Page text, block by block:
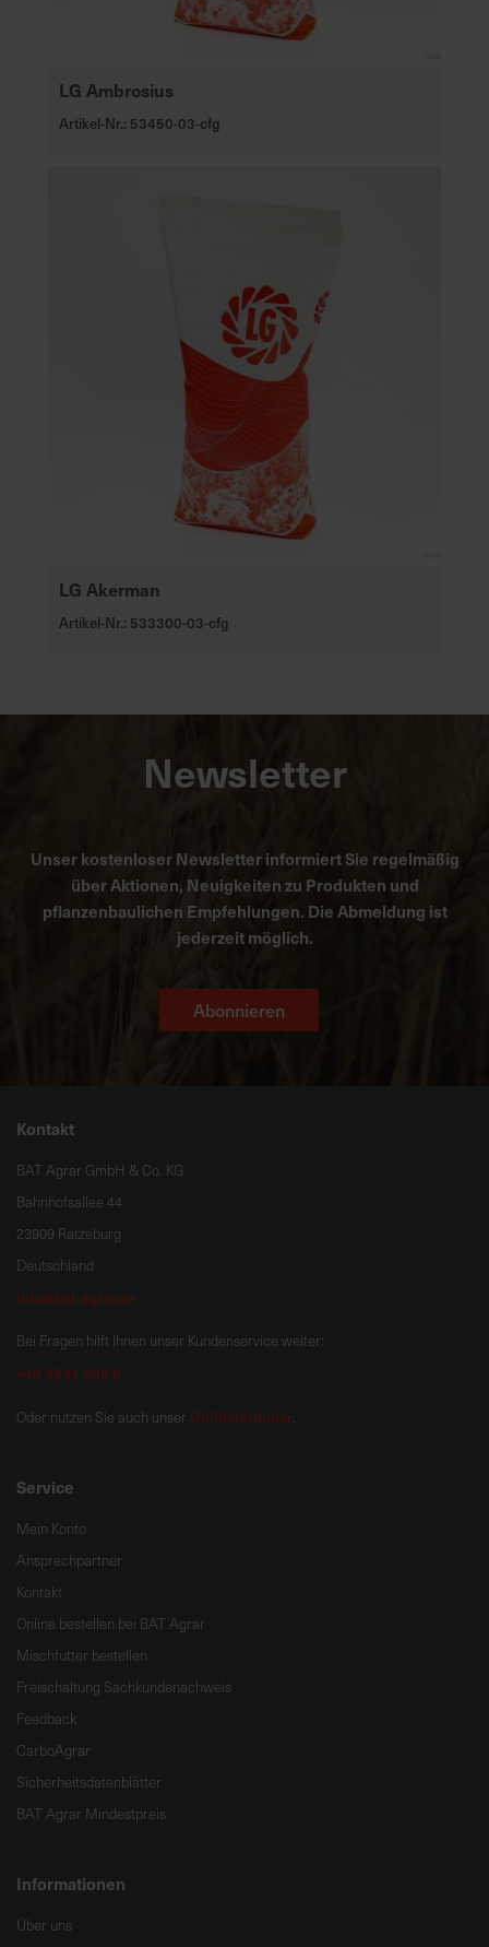
LG Ambrosius
Artikel-Nr.: 53450-03-cfg
LG Akerman
Artikel-Nr.: 533300-03-cfg
Newsletter
Unser kostenloser Newsletter informiert Sie regelmäßig
über Aktionen, Neuigkeiten zu Produkten und
pflanzenbaulichen Empfehlungen. Die Abmeldung ist
jederzeit möglich.
Abonnieren
Kontakt
BAT Agrar GmbH & Co. KG
Bahnhofsallee 44
23909 Ratzeburg
Deutschland
info@bat-agrar.de
Bei Fragen hilft Ihnen unser Kundenservice weiter:
+49 4541 806 0
Oder nutzen Sie auch unser Onlineformular.
Service
Mein Konto
Ansprechpartner
Kontakt
Online bestellen bei BAT Agrar
Mischfutter bestellen
Freischaltung Sachkundenachweis
Feedback
CarboAgrar
Sicherheitsdatenblätter
BAT Agrar Mindestpreis
Informationen
Über uns